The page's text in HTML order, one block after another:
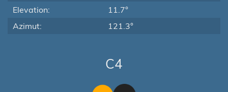
Elevation:
11.7°
Azimut:
121.3°
C4